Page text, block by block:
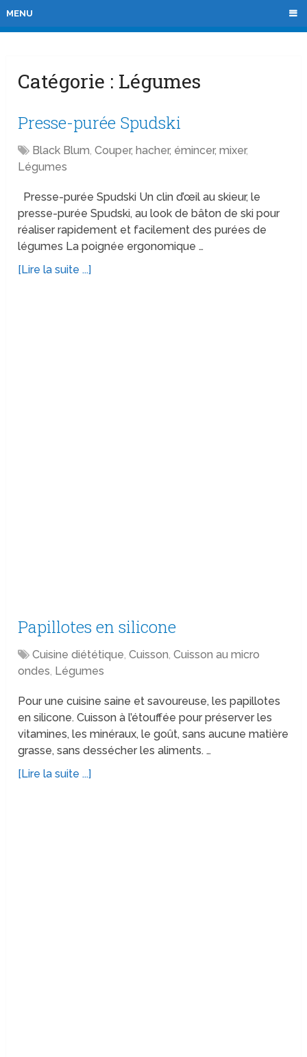
MENU
Catégorie : Légumes
Presse-purée Spudski
Black Blum,Couper, hacher, émincer, mixer,
Légumes
Presse-purée Spudski Un clin d’œil au skieur, le
presse-purée Spudski, au look de bâton de ski pour
réaliser rapidement et facilement des purées de
légumes La poignée ergonomique …
[Lire la suite ...]
Papillotes en silicone
Cuisine diététique,Cuisson,Cuisson au micro
ondes, Légumes
Pour une cuisine saine et savoureuse, les papillotes
en silicone. Cuisson à l’étouffée pour préserver les
vitamines, les minéraux, le goût, sans aucune matière
grasse, sans dessécher les aliments. …
[Lire la suite ...]